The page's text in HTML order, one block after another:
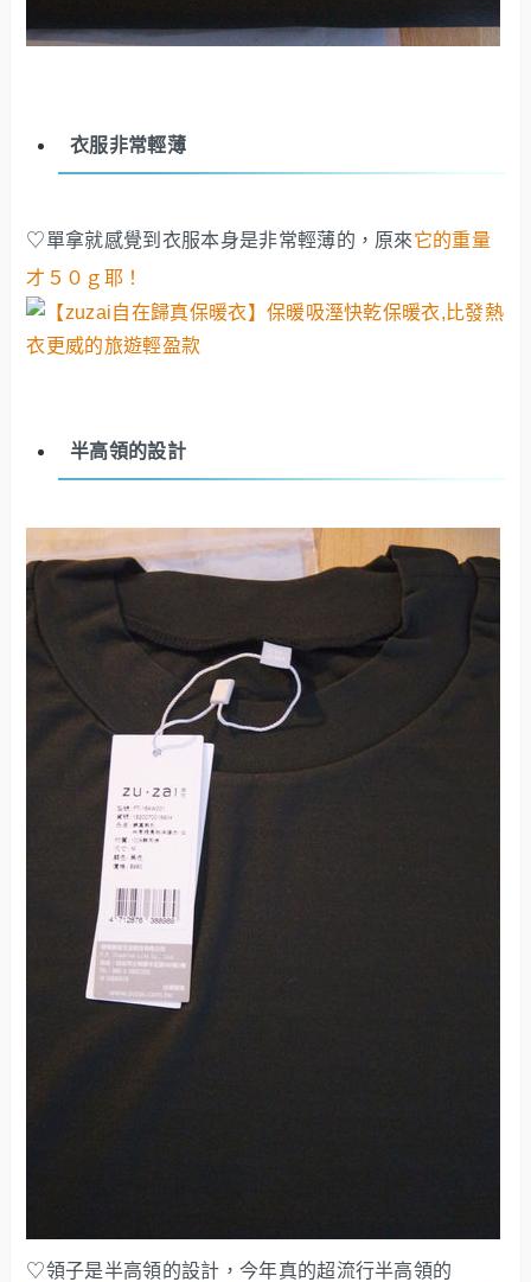
衣服非常輕薄
♡單拿就感覺到衣服本身是非常輕薄的，原來它的重量
才５０ｇ耶！
半高領的設計
♡領子是半高領的設計，今年真的超流行半高領的